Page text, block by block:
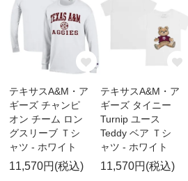
テキサスA&M・ア
ギーズ チャンピ
オン チーム ロン
グスリーブ Ｔシ
ャツ - ホワイト
11,570円(税込)
テキサスA&M・ア
ギーズ タイニー
Turnip ユース
Teddy ベア Ｔシ
ャツ - ホワイト
11,570円(税込)